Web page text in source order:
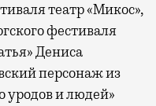
театр «Микос»,
фестиваля
Дениса
персонаж из
уродов и людей»